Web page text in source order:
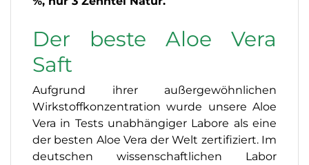
Der beste Aloe Vera
Saft
Aufgrund ihrer außergewöhnlichen
Wirkstoffkonzentration wurde unsere Aloe
Vera in Tests unabhängiger Labore als eine
der besten Aloe Vera der Welt zertifiziert. Im
deutschen wissenschaftlichen Labor